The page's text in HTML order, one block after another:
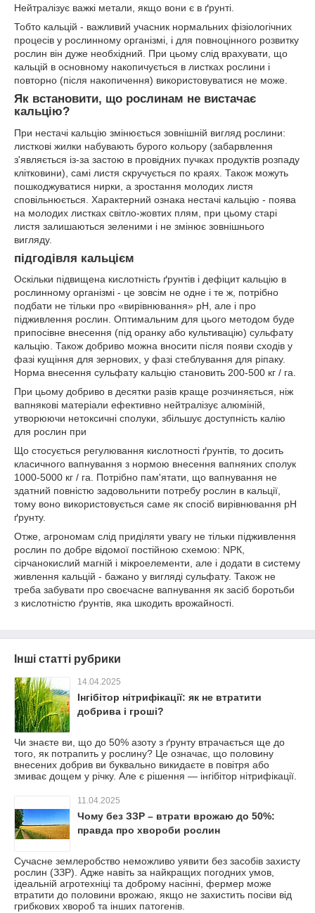
Нейтралізує важкі метали, якщо вони є в ґрунті.
Тобто кальцій - важливий учасник нормальних фізіологічних
процесів у рослинному організмі, і для повноцінного розвитку
рослин він дуже необхідний. При цьому слід врахувати, що
кальцій в основному накопичується в листках рослини і
повторно (після накопичення) використовуватися не може.
Як встановити, що рослинам не вистачає
кальцію?
При нестачі кальцію змінюється зовнішній вигляд рослини:
листкові жилки набувають бурого кольору (забарвлення
з'являється із-за застою в провідних пучках продуктів розпаду
клітковини), самі листя скручується по краях. Також можуть
пошкоджуватися нирки, а зростання молодих листя
сповільнюється. Характерний ознака нестачі кальцію - поява
на молодих листках світло-жовтих плям, при цьому старі
листя залишаються зеленими і не змінює зовнішнього
вигляду.
підгодівля кальцієм
Оскільки підвищена кислотність ґрунтів і дефіцит кальцію в
рослинному організмі - це зовсім не одне і те ж, потрібно
подбати не тільки про «вирівнювання» рН, але і про
підживлення рослин. Оптимальним для цього методом буде
припосівне внесення (під оранку або культивацію) сульфату
кальцію. Також добриво можна вносити після появи сходів у
фазі кущіння для зернових, у фазі стеблування для ріпаку.
Норма внесення сульфату кальцію становить 200-500 кг / га.
При цьому добриво в десятки разів краще розчиняється, ніж
вапнякові матеріали ефективно нейтралізує алюміній,
утворюючи нетоксичні сполуки, збільшує доступність калію
для рослин при
Що стосується регулювання кислотності ґрунтів, то досить
класичного вапнування з нормою внесення вапняних сполук
1000-5000 кг / га. Потрібно пам'ятати, що вапнування не
здатний повністю задовольнити потребу рослин в кальції,
тому воно використовується саме як спосіб вирівнювання рН
ґрунту.
Отже, агрономам слід приділяти увагу не тільки підживлення
рослин по добре відомої постійною схемою: NРК,
сірчанокислий магній і мікроелементи, але і додати в систему
живлення кальцій - бажано у вигляді сульфату. Також не
треба забувати про своєчасне вапнування як засіб боротьби
з кислотністю ґрунтів, яка шкодить врожайності.
Інші статті рубрики
14.04.2025
Інгібітор нітрифікації: як не втратити
добрива і гроші?
Чи знаєте ви, що до 50% азоту з ґрунту втрачається ще до
того, як потрапить у рослину? Це означає, що половину
внесених добрив ви буквально викидаєте в повітря або
змиває дощем у річку. Але є рішення — інгібітор нітрифікації.
11.04.2025
Чому без ЗЗР – втрати врожаю до 50%:
правда про хвороби рослин
Сучасне землеробство неможливо уявити без засобів захисту
рослин (ЗЗР). Адже навіть за найкращих погодних умов,
ідеальній агротехніці та доброму насінні, фермер може
втратити до половини врожаю, якщо не захистить посіви від
грибкових хвороб та інших патогенів.